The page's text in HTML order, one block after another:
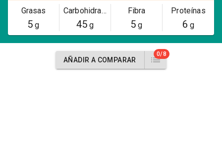
Grasas
5 g
Carbohidratos
45g
Fibra
5 g
Proteínas
6 g
AÑADIR A COMPARAR
0/8